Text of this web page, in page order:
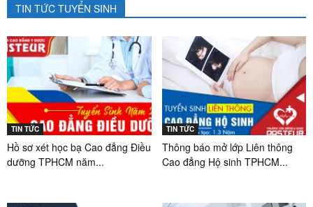
TIN TỨC TUYỂN SINH
TIN TỨC
Hồ sơ xét học bạ Cao đẳng Điều
dưỡng TPHCM năm...
TIN TỨC
Thông báo mở lớp Liên thông
Cao đẳng Hộ sinh TPHCM...